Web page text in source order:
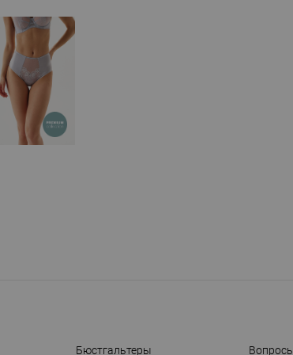
Бюстгальтеры